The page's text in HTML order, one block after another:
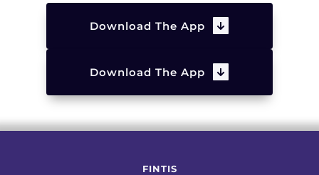
Download The App
Download The App
FINTIS